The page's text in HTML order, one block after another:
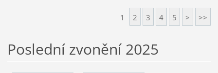
1 2 3 4 5 > >>
Poslední zvonění 2025